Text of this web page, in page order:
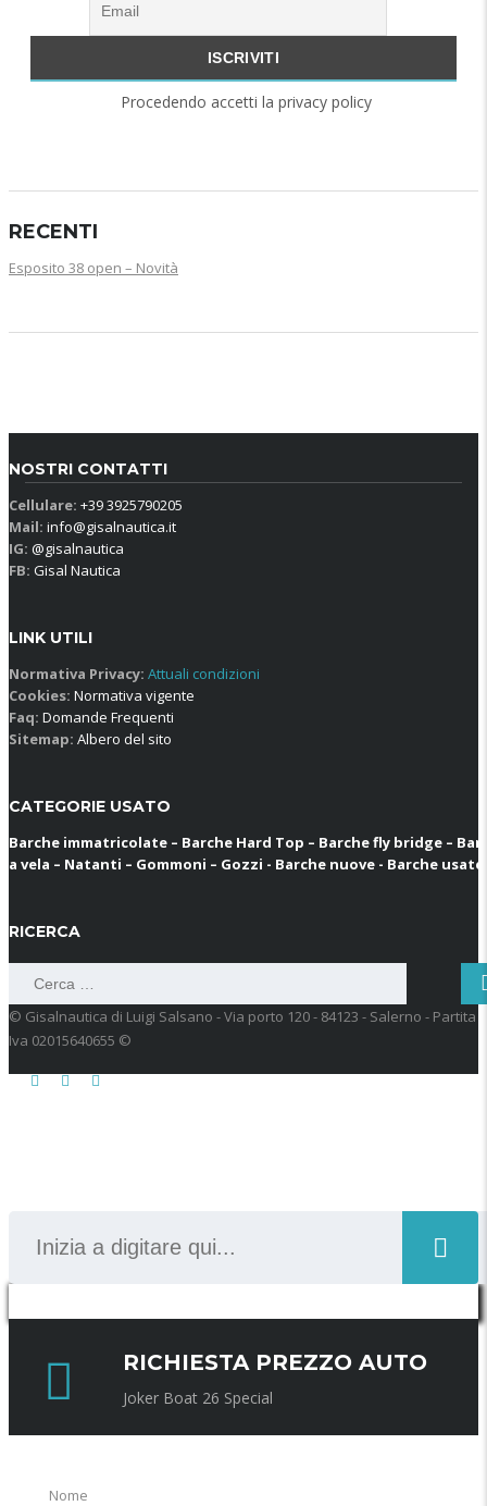
Procedendo accetti la privacy policy
RECENTI
Esposito 38 open – Novità
NOSTRI CONTATTI
Cellulare: +39 3925790205
Mail: info@gisalnautica.it
IG: @gisalnautica
FB: Gisal Nautica
LINK UTILI
Normativa Privacy: Attuali condizioni
Cookies: Normativa vigente
Faq: Domande Frequenti
Sitemap: Albero del sito
CATEGORIE USATO
Barche immatricolate – Barche Hard Top – Barche fly bridge –
a vela – Natanti – Gommoni – Gozzi - Barche nuove - Barche usate
RICERCA
Ricerca
© Gisalnautica di Luigi Salsano - Via porto 120 - 84123 - Salerno - Partita
Iva 02015640655 ©
RICHIESTA PREZZO AUTO
Joker Boat 26 Special
Nome